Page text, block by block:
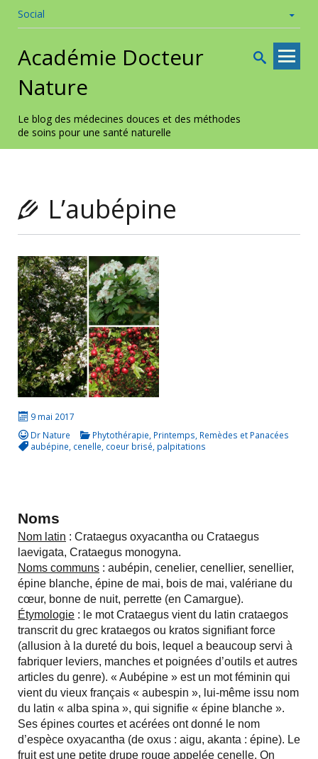
Social
Académie Docteur
Nature
Le blog des médecines douces et des méthodes
de soins pour une santé naturelle
Skip to
content
L’aubépine
9 mai 2017
Dr Nature
Phytothérapie, Printemps, Remèdes et Panacées
aubépine, cenelle, coeur brisé, palpitations
Noms
Nom latin : Crataegus oxyacantha ou Crataegus
laevigata, Crataegus monogyna.
Noms communs : aubépin, cenelier, cenellier, senellier,
épine blanche, épine de mai, bois de mai, valériane du
cœur, bonne de nuit, perrette (en Camargue).
Étymologie : le mot Crataegus vient du latin crataegos
transcrit du grec krataegos ou kratos signifiant force
(allusion à la dureté du bois, lequel a beaucoup servi à
fabriquer leviers, manches et poignées d’outils et autres
articles du genre). « Aubépine » est un mot féminin qui
vient du vieux français « aubespin », lui-même issu nom
du latin « alba spina », qui signifie « épine blanche ».
Ses épines courtes et acérées ont donné le nom
d’espèce oxyacantha (de oxus : aigu, akanta : épine). Le
fruit est une petite drupe rouge appelée cenelle. On